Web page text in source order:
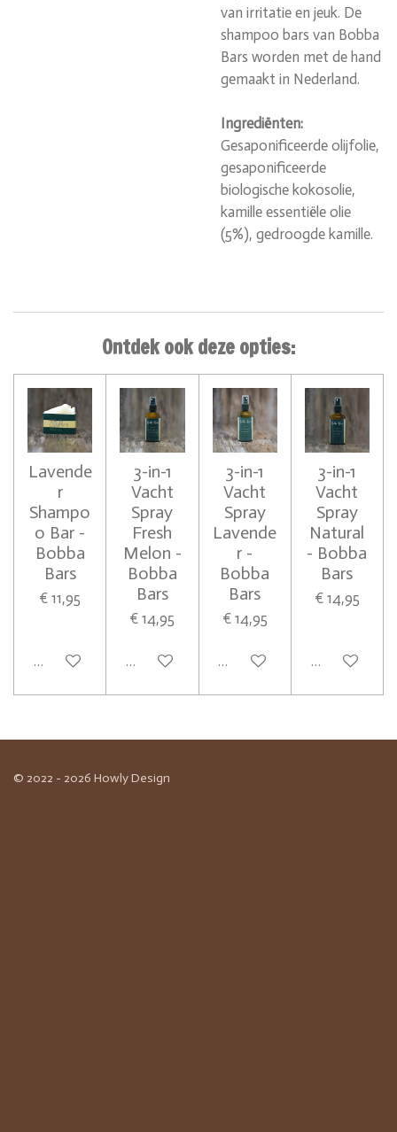
van irritatie en jeuk. De
shampoo bars van Bobba
Bars worden met de hand
gemaakt in Nederland.
Ingrediënten:
Gesaponificeerde olijfolie,
gesaponificeerde
biologische kokosolie,
kamille essentiële olie
(5%), gedroogde kamille.
Ontdek ook deze opties:
Lavende
r
Shampo
o Bar -
Bobba
Bars
€ 11,95
In winkelwagen
3-in-1
Vacht
Spray
Fresh
Melon -
Bobba
Bars
€ 14,95
In winkelwagen
3-in-1
Vacht
Spray
Lavende
r -
Bobba
Bars
€ 14,95
In winkelwagen
3-in-1
Vacht
Spray
Natural
- Bobba
Bars
€ 14,95
In
© 2022 - 2026 Howly Design